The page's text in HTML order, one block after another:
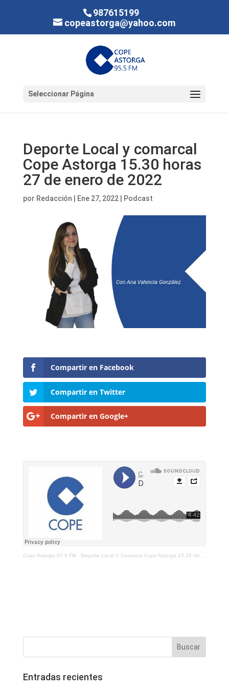
987615199
copeastorga@yahoo.com
Seleccionar Página
Deporte Local y comarcal
Cope Astorga 15.30 horas
27 de enero de 2022
por Redacción Ene 27, 2022| Podcast
Compartir en Facebook
Compartir en Twitter
Compartir en Google+
Cope Astorga 87.6 FM· Deporte Local Y Comarcal Cope Astorga 15.25 Horas 27 De Enero De 2022
Entradas recientes